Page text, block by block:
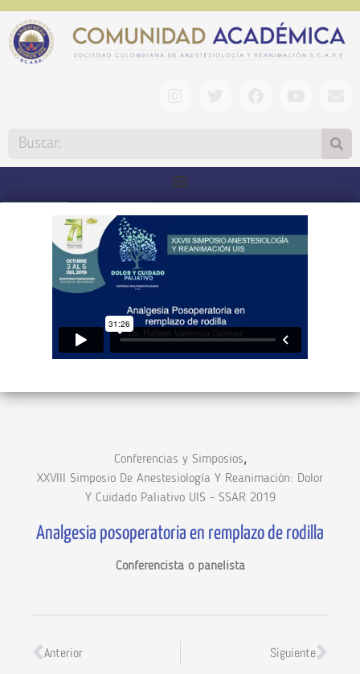
Conferencias y Simposios,
XXVIII Simposio De Anestesiología Y Reanimación: Dolor
Y Cuidado Paliativo UIS - SSAR 2019
Analgesia posoperatoria en remplazo de rodilla
Conferencista o panelista
Anterior Siguiente